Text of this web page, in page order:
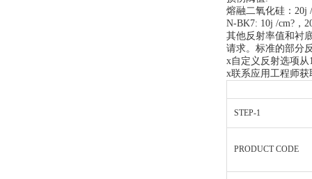
熔融二氧化硅：20j
N-BK7: 10j /cm?，
其他反射率值和衬
请求。标准的部分
x自定义反射选项
x联系应用工程师获
STEP-1
PRODUCT CODE